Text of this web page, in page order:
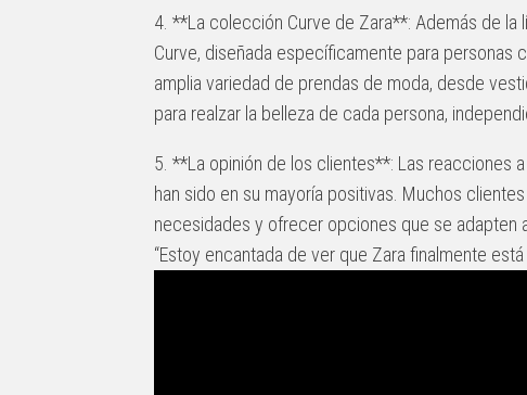
4. **La colección Curve de Zara**: Además de la
Curve, diseñada específicamente para personas
amplia variedad de prendas de moda, desde
para realzar la belleza de cada persona,
5. **La opinión de los clientes**: Las reacciones
han sido en su mayoría positivas. Muchos
necesidades y ofrecer opciones que se adapten
“Estoy encantada de ver que Zara finalmente